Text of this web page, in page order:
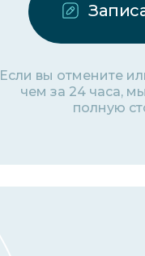
Если вы отмените
чем за 24 часа,
полную